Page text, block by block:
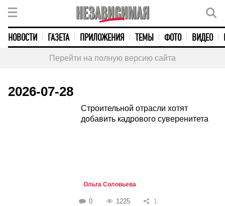
НОВОСТИ ГАЗЕТА ПРИЛОЖЕНИЯ ТЕМЫ ФОТО ВИДЕО
Перейти на полную версию сайта
2026-07-28
Строительной отрасли хотят
добавить кадрового суверенитета
Ольга Соловьева
0 1225 1